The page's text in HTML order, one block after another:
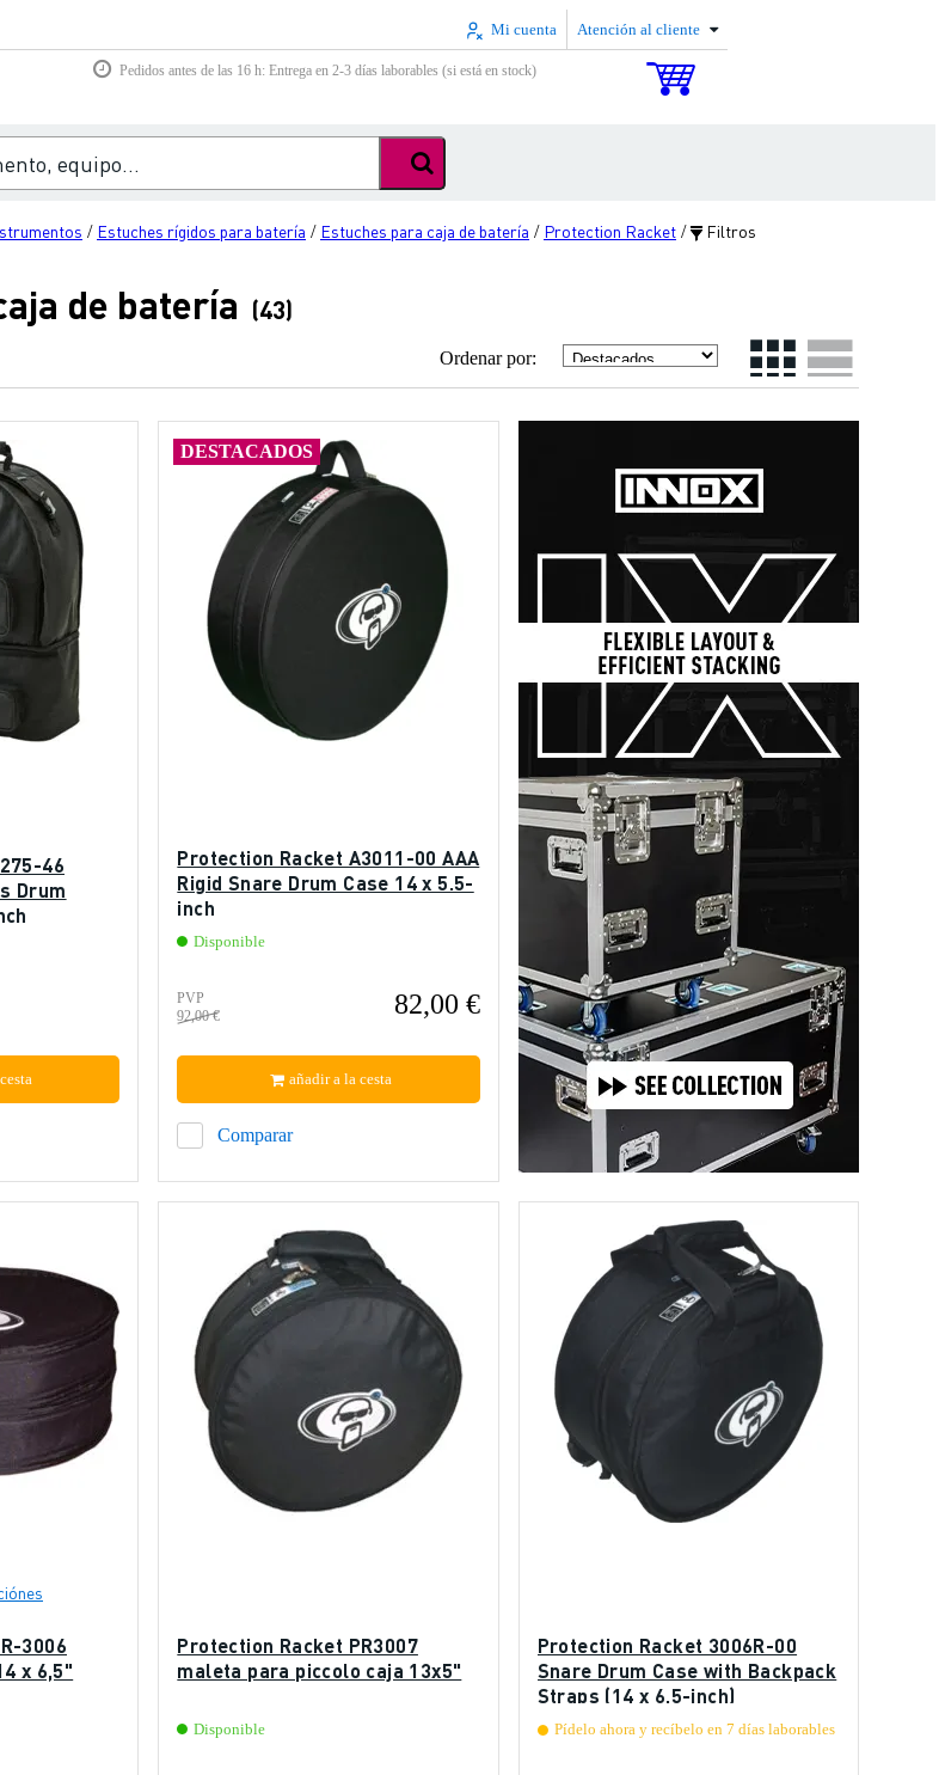
Mi cuenta Atención al cliente
Pedidos antes de las 16 h: Entrega en 2-3 días laborables (si está en stock)
/ Estuches rígidos para batería / Estuches para caja de batería / Protection Racket / Filtros
de batería (43)
Ordenar por:
46
Drum
DESTACADOS
Protection Racket A3011-00 AAA
Rigid Snare Drum Case 14 x 5.5-
inch
Disponible
PVP
92,00 €
82,00 €
Comparar
añadir a la cesta
3006
x 6,5"
Protection Racket PR3007
maleta para piccolo caja 13x5"
Disponible
Protection Racket 3006R-00
Snare Drum Case with Backpack
Straps (14 x 6.5-inch)
Pídelo ahora y recíbelo en 7 días laborables